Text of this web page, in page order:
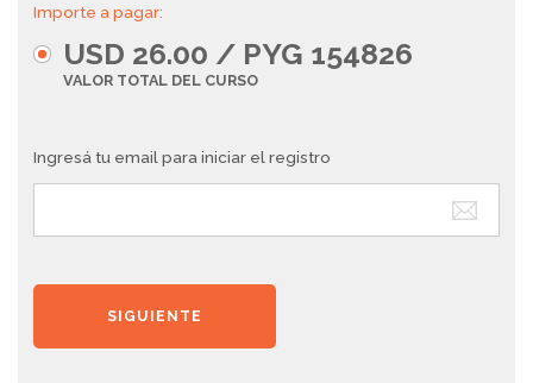
Importe a pagar:
USD 26.00 / PYG 154826
VALOR TOTAL DEL CURSO
Ingresá tu email para iniciar el registro